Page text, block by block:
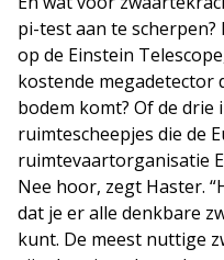
pi-test aan te
op de Einstein
kostende megadetector
bodem komt? Of de drie
ruimtescheepjes die de
ruimtevaartorganisatie
Nee hoor, zegt Haster.
dat je er alle denkbare
kunt. De meest nuttige